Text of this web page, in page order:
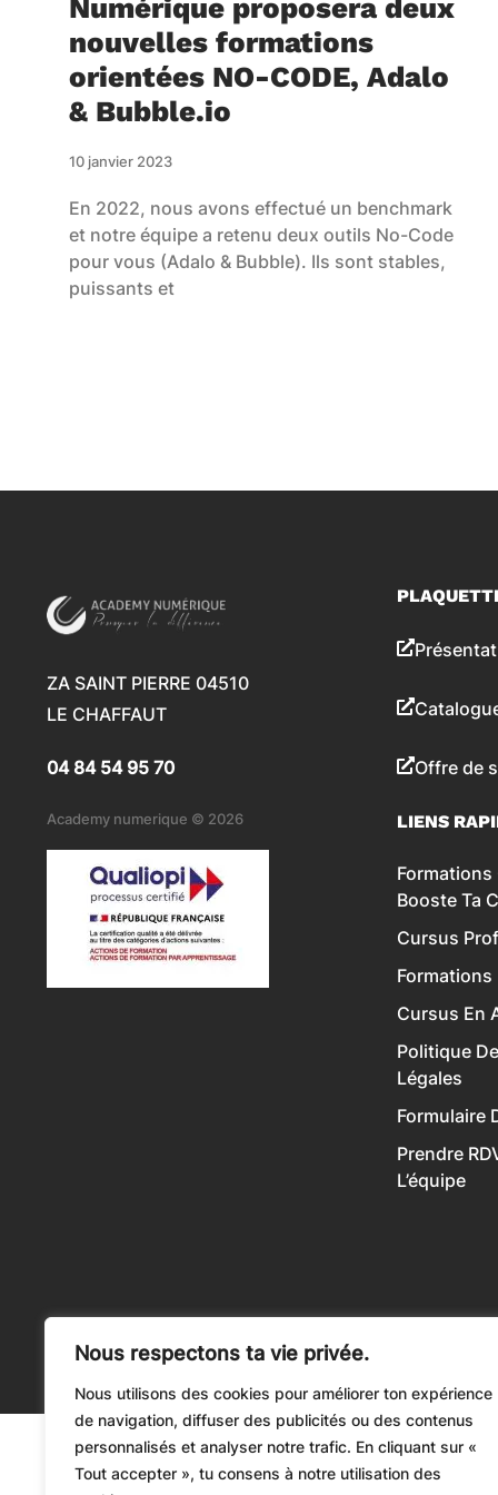
Nous respectons ta vie privée.
Nous utilisons des cookies pour améliorer ton expérience
de navigation, diffuser des publicités ou des contenus
personnalisés et analyser notre trafic. En cliquant sur «
Tout accepter », tu consens à notre utilisation des
Numérique proposera deux
nouvelles formations
orientées NO-CODE, Adalo
& Bubble.io
10 janvier 2023
En 2022, nous avons effectué un benchmark
et notre équipe a retenu deux outils No-Code
pour vous (Adalo & Bubble). Ils sont stables,
puissants et
ZA SAINT PIERRE 04510
LE CHAFFAUT
04 84 54 95 70
Academy numerique © 2026
Offre de
LIENS
Booste Ta
Cursus
Formations
Cursus En
Politique
Légales
Formulaire
Prendre
L’équipe